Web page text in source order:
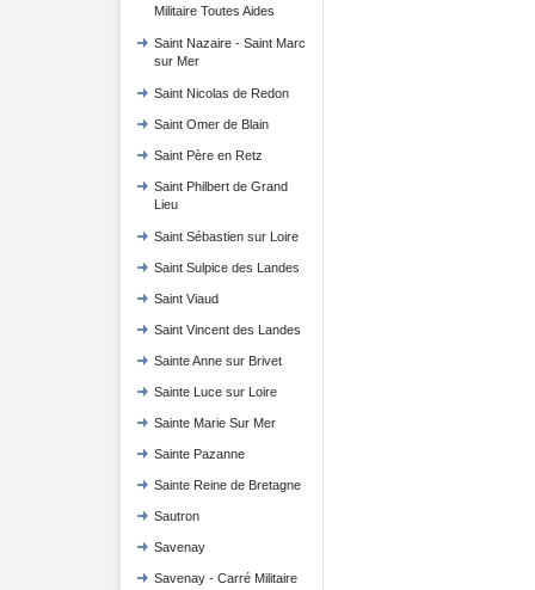
Militaire Toutes Aides
Saint Nazaire - Saint Marc
sur Mer
Saint Nicolas de Redon
Saint Omer de Blain
Saint Père en Retz
Saint Philbert de Grand
Lieu
Saint Sébastien sur Loire
Saint Sulpice des Landes
Saint Viaud
Saint Vincent des Landes
Sainte Anne sur Brivet
Sainte Luce sur Loire
Sainte Marie Sur Mer
Sainte Pazanne
Sainte Reine de Bretagne
Sautron
Savenay
Savenay - Carré Militaire